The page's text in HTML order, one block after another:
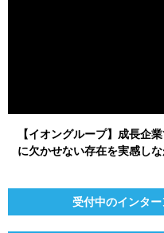
【イオングループ】成長企
に欠かせない存在を実感し
受付中のインタ